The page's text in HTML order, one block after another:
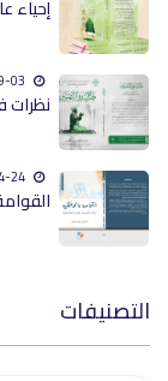
إحياء
التصنيفات